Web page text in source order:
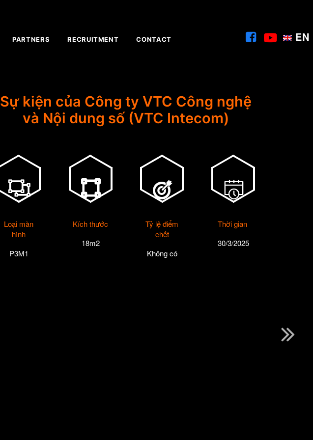
PARTNERS RECRUITMENT CONTACT EN
Sự kiện của Công ty VTC Công nghệ
và Nội dung số (VTC Intecom)
Loại màn
hình
P3M1
Kích thước
18m2
Tỷ lệ điểm
chết
Không có
Thời gian
30/3/2025